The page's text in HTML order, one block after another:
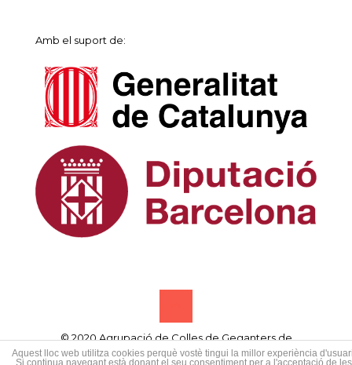
Amb el suport de:
© 2020 Agrupació de Colles de Geganters de
Catalunya • Designed bySamsó publicitat creativa
Aquest lloc web utilitza cookies perquè vostè tingui la millor experiència
Si continua navegant està donant el seu consentiment per a l'acceptació de les